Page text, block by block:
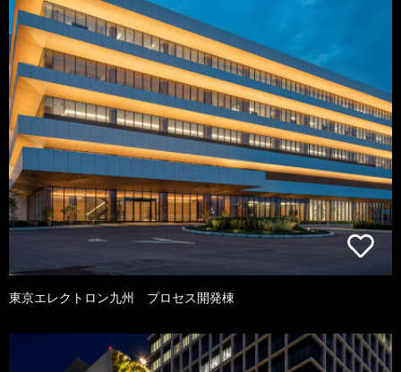
東京エレクトロン九州 プロセス開発棟